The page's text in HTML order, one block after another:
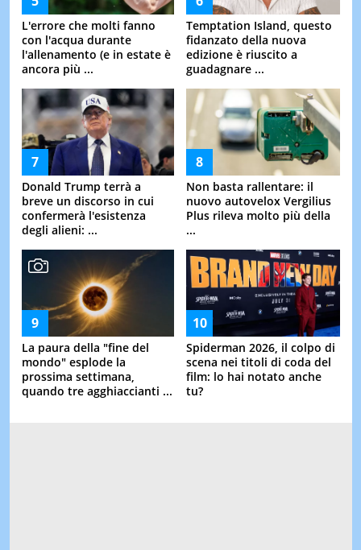
L'errore che molti fanno
con l'acqua durante
l'allenamento (e in estate è
ancora più ...
Temptation Island, questo
fidanzato della nuova
edizione è riuscito a
guadagnare ...
Donald Trump terrà a
breve un discorso in cui
confermerà l'esistenza
degli alieni: ...
Non basta rallentare: il
nuovo autovelox Vergilius
Plus rileva molto più della
...
La paura della "fine del
mondo" esplode la
prossima settimana,
quando tre agghiaccianti ...
Spiderman 2026, il colpo di
scena nei titoli di coda del
film: lo hai notato anche
tu?